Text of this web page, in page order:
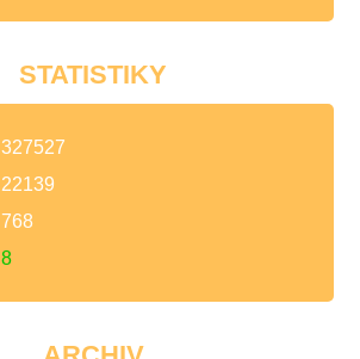
STATISTIKY
8
327527
22139
768